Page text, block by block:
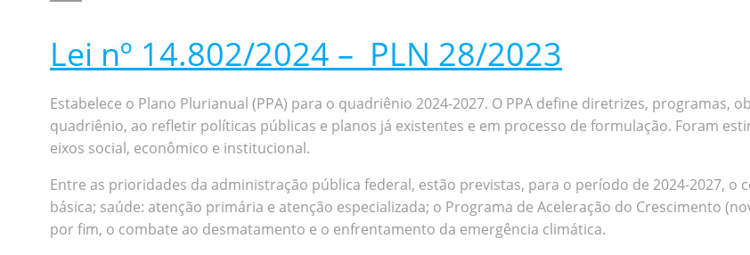
Lei nº 14.802/2024 – PLN 28/2023
Estabelece o Plano Plurianual (PPA) para o quadriênio 2024-2027. O PPA define diretrizes,
quadriênio, ao refletir políticas públicas e planos já existentes e em processo de formulação. Foram
eixos social, econômico e institucional.
Entre as prioridades da administração pública federal, estão previstas, para o período de 2024-2027, o
básica; saúde: atenção primária e atenção especializada; o Programa de Aceleração do Crescimento
por fim, o combate ao desmatamento e o enfrentamento da emergência climática.